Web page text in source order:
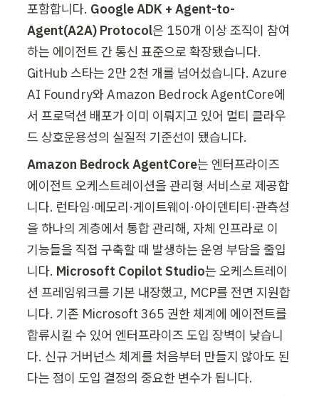
포함합니다. Google ADK + Agent-to-
Agent(A2A) Protocol은 150개 이상 조직이 참여
하는 에이전트 간 통신 표준으로 확장됐습니다.
GitHub 스타는 2만 2천 개를 넘어섰습니다. Azure
AI Foundry와 Amazon Bedrock AgentCore에
서 프로덕션 배포가 이미 이뤄지고 있어 멀티 클라우
드 상호운용성의 실질적 기준선이 됐습니다.
Amazon Bedrock AgentCore는 엔터프라이즈
에이전트 오케스트레이션을 관리형 서비스로 제공합
니다. 런타임·메모리·게이트웨이·아이덴티티·관측성
을 하나의 계층에서 통합 관리해, 자체 인프라로 이
기능들을 직접 구축할 때 발생하는 운영 부담을 줄입
니다. Microsoft Copilot Studio는 오케스트레이
션 프레임워크를 기본 내장했고, MCP를 전면 지원합
니다. 기존 Microsoft 365 권한 체계에 에이전트를
합류시킬 수 있어 엔터프라이즈 도입 장벽이 낮습니
다. 신규 거버넌스 체계를 처음부터 만들지 않아도 된
다는 점이 도입 결정의 중요한 변수가 됩니다.